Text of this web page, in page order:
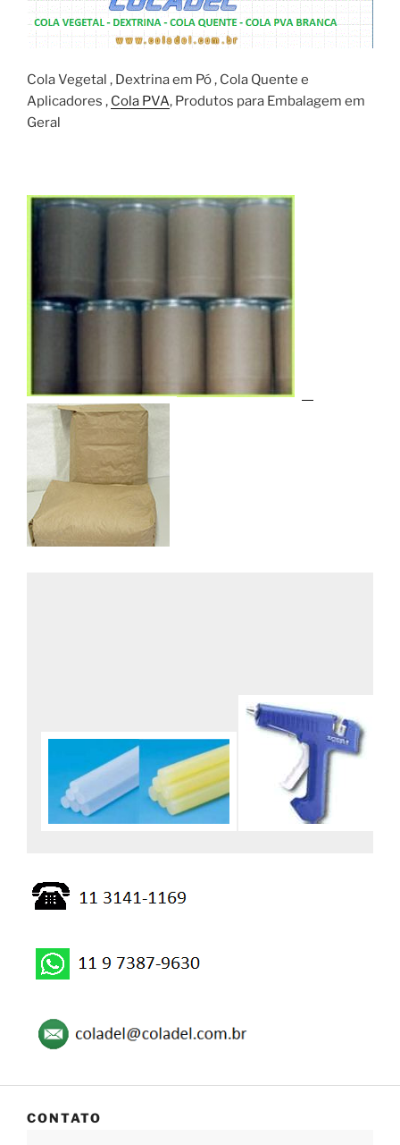
Cola Vegetal , Dextrina em Pó , Cola Quente e
Aplicadores , Cola PVA, Produtos para Embalagem em
Geral
CONTATO